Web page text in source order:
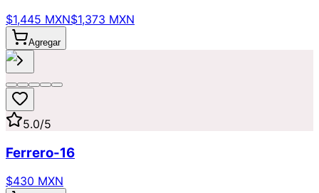
$1,445 MXN$1,373 MXN
Agregar
5.0/5
Ferrero-16
$430 MXN